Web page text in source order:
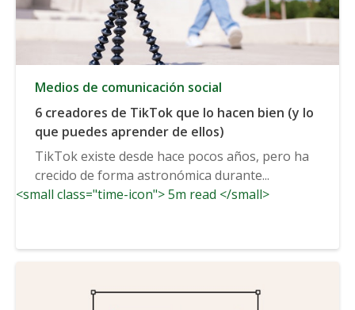
Medios de comunicación social
6 creadores de TikTok que lo hacen bien (y lo
que puedes aprender de ellos)
TikTok existe desde hace pocos años, pero ha
crecido de forma astronómica durante...
<small class="time-icon"> 5m read </small>